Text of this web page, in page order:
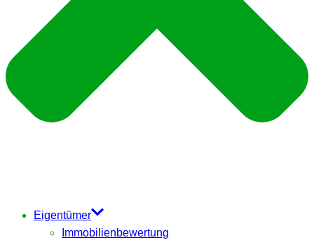
Eigentümer
Immobilienbewertung